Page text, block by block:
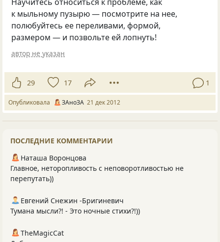
к мыльному пузырю — посмотрите на нее,
полюбуйтесь ее переливами, формой,
размером — и позвольте ей лопнуть!
автор не указан
29 17 1
Опубликовала ЗАноЗА 21 дек 2012
ПОСЛЕДНИЕ КОММЕНТАРИИ
Наташа Воронцова
Главное, неторопливость с неповоротливостью не
перепутать))
Евгений Снежин -Бригиневич
Тумана мысли?! - Это ночные стихи?!))
TheMagicCat